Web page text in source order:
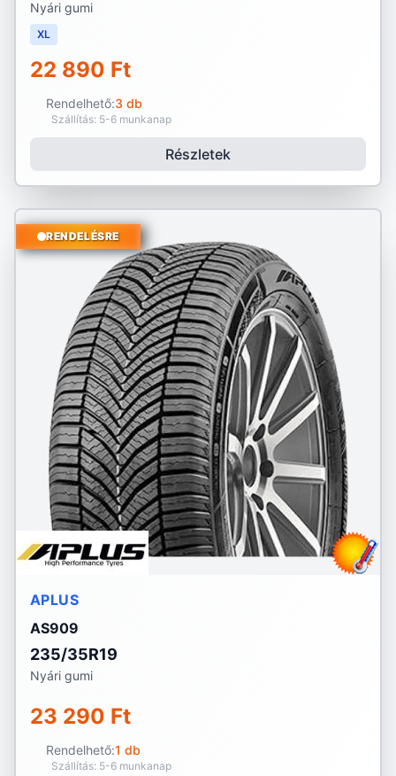
Nyári gumi
XL
22 890 Ft
Rendelhető:3 db
Szállítás: 5-6 munkanap
Részletek
RENDELÉSRE
APLUS
AS909
235/35R19
Nyári gumi
23 290 Ft
Rendelhető:1 db
Szállítás: 5-6 munkanap